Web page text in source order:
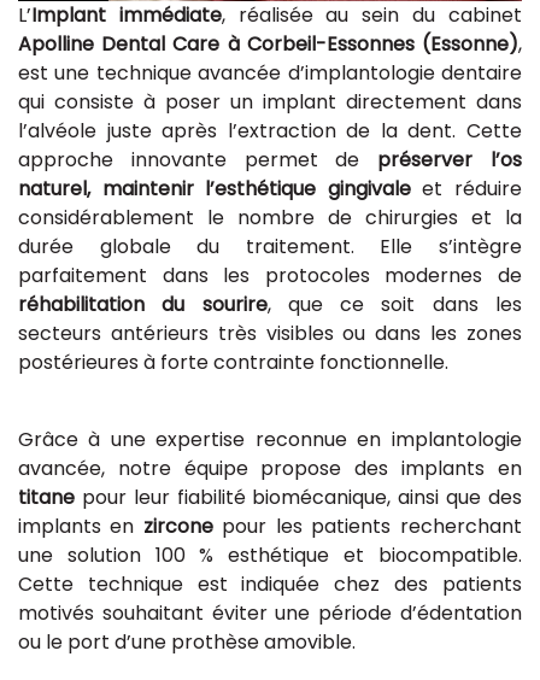
L’Implant immédiate, réalisée au sein du cabinet
Apolline Dental Care à Corbeil-Essonnes (Essonne),
est une technique avancée d’implantologie dentaire
qui consiste à poser un implant directement dans
l’alvéole juste après l’extraction de la dent. Cette
approche innovante permet de préserver l’os
naturel, maintenir l’esthétique gingivaleet réduire
considérablement le nombre de chirurgies et la
durée globale du traitement. Elle s’intègre
parfaitement dans les protocoles modernes de
réhabilitation du sourire, que ce soit dans les
secteurs antérieurs très visibles ou dans les zones
postérieures à forte contrainte fonctionnelle.
Grâce à une expertise reconnue en implantologie
avancée, notre équipe propose des implants en
titane pour leur fiabilité biomécanique, ainsi que des
implants en zirconepour les patients recherchant
une solution 100 % esthétique et biocompatible.
Cette technique est indiquée chez des patients
motivés souhaitant éviter une période d’édentation
ou le port d’une prothèse amovible.